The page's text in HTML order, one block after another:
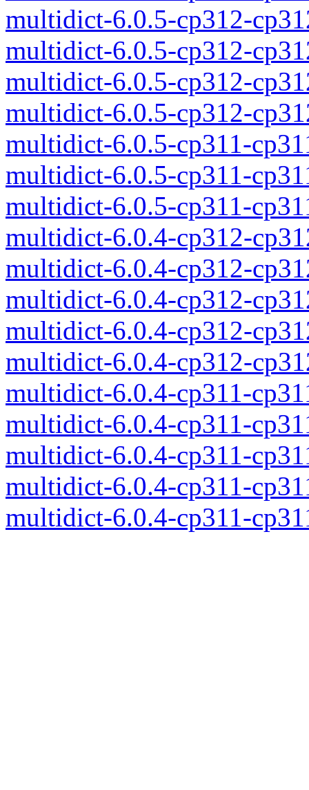
multidict-6.0.5-cp312-
multidict-6.0.5-cp312-
multidict-6.0.5-cp312-
multidict-6.0.5-cp312-
multidict-6.0.5-cp311-
multidict-6.0.5-cp311-
multidict-6.0.5-cp311-
multidict-6.0.4-cp312-
multidict-6.0.4-cp312-
multidict-6.0.4-cp312-
multidict-6.0.4-cp312-
multidict-6.0.4-cp312-
multidict-6.0.4-cp311-
multidict-6.0.4-cp311-
multidict-6.0.4-cp311-
multidict-6.0.4-cp311-
multidict-6.0.4-cp311-